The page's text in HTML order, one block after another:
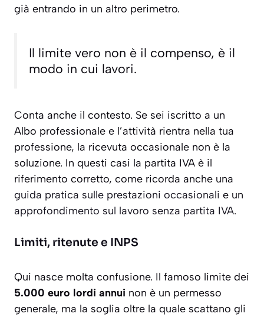
già entrando in un altro perimetro.
Il limite vero non è il compenso, è il
modo in cui lavori.
Conta anche il contesto. Se sei iscritto a un
Albo professionale e l’attività rientra nella tua
professione, la ricevuta occasionale non è la
soluzione. In questi casi la partita IVA è il
riferimento corretto, come ricorda anche una
guida pratica sulle prestazioni occasionali e un
approfondimento sul lavoro senza partita IVA.
Limiti, ritenute e INPS
Qui nasce molta confusione. Il famoso limite dei
5.000 euro lordi annui non è un permesso
generale, ma la soglia oltre la quale scattano gli